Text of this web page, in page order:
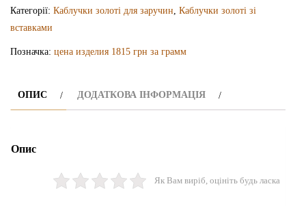
Категорії: Каблучки золоті для заручин, Каблучки золоті зі
вставками
Позначка: цена изделия 1815 грн за грамм
ОПИС ДОДАТКОВА ІНФОРМАЦІЯ
Опис
Як Вам виріб, оцініть будь ласка